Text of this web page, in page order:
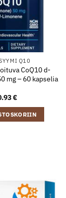
Q10
CoQ10 d-
mg – 60 kapselia
€